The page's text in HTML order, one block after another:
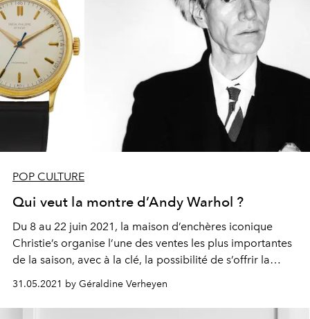
POP CULTURE
Qui veut la montre d’Andy Warhol ?
Du 8 au 22 juin 2021, la maison d’enchères iconique
Christie’s organise l’une des ventes les plus importantes
de la saison, avec à la clé, la possibilité de s’offrir la
montre Patek Philippe d’Andy Warhol, estimée entre 38
000 € et 78 000 €.
31.05.2021 by Géraldine Verheyen